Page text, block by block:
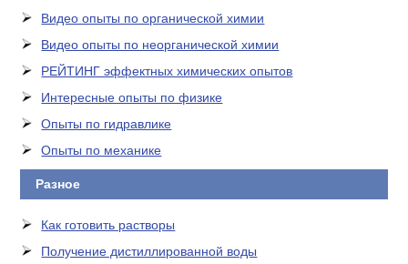
Видео опыты по органической химии
Видео опыты по неорганической химии
РЕЙТИНГ эффектных химических опытов
Интересные опыты по физике
Опыты по гидравлике
Опыты по механике
Разное
Как готовить растворы
Получение дистиллированной воды